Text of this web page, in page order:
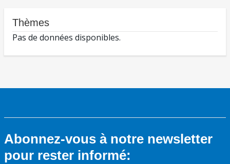
Thèmes
Pas de données disponibles.
Abonnez-vous à notre newsletter
pour rester informé: